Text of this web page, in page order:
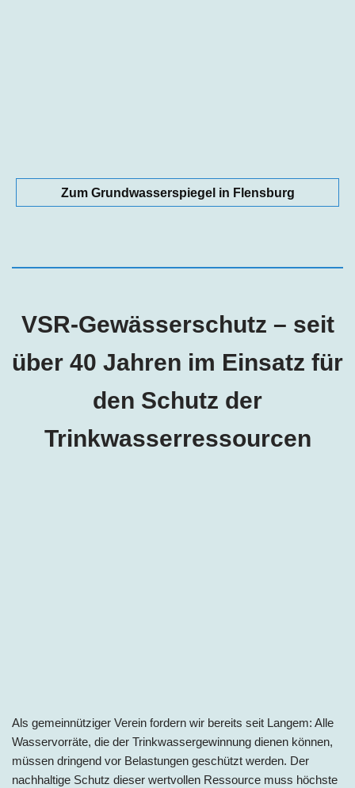
Zum Grundwasserspiegel in Flensburg
VSR-Gewässerschutz – seit
über 40 Jahren im Einsatz für
den Schutz der
Trinkwasserressourcen
Als gemeinnütziger Verein fordern wir bereits seit Langem: Alle
Wasservorräte, die der Trinkwassergewinnung dienen können,
müssen dringend vor Belastungen geschützt werden. Der
nachhaltige Schutz dieser wertvollen Ressource muss höchste